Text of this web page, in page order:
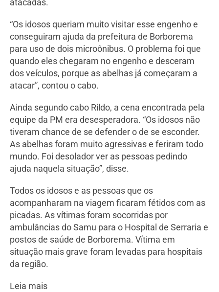
atacadas.
“Os idosos queriam muito visitar esse engenho e
conseguiram ajuda da prefeitura de Borborema
para uso de dois microônibus. O problema foi que
quando eles chegaram no engenho e desceram
dos veículos, porque as abelhas já começaram a
atacar”, contou o cabo.
Ainda segundo cabo Rildo, a cena encontrada pela
equipe da PM era desesperadora. “Os idosos não
tiveram chance de se defender o de se esconder.
As abelhas foram muito agressivas e feriram todo
mundo. Foi desolador ver as pessoas pedindo
ajuda naquela situação”, disse.
Todos os idosos e as pessoas que os
acompanharam na viagem ficaram fétidos com as
picadas. As vítimas foram socorridas por
ambulâncias do Samu para o Hospital de Serraria e
postos de saúde de Borborema. Vítima em
situação mais grave foram levadas para hospitais
da região.
Leia mais